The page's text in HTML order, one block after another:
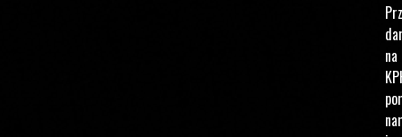
na